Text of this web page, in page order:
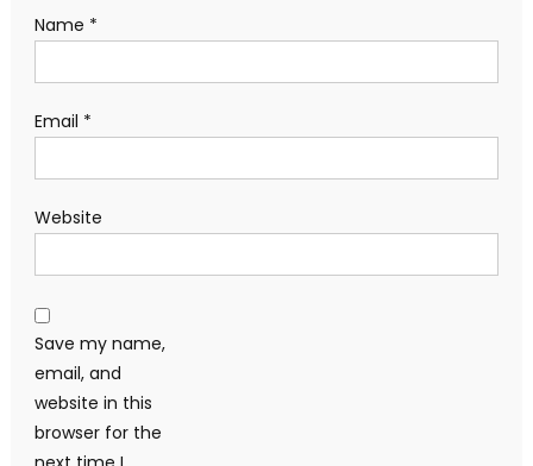
Name *
Email *
Website
Save my name,
email, and
website in this
browser for the